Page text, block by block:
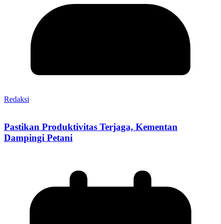
Redaksi
Pastikan Produktivitas Terjaga, Kementan
Dampingi Petani